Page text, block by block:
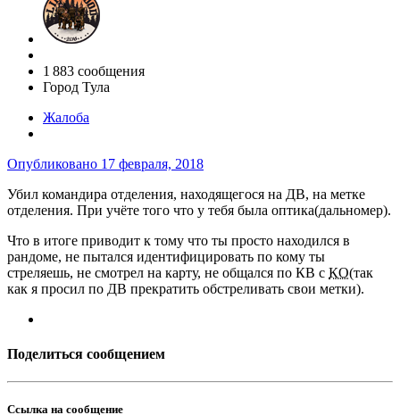
1 883 сообщения
Город Тула
Жалоба
Опубликовано 17 февраля, 2018
Убил командира отделения, находящегося на ДВ, на метке
отделения. При учёте того что у тебя была оптика(дальномер).
Что в итоге приводит к тому что ты просто находился в
рандоме, не пытался идентифицировать по кому ты
стреляешь, не смотрел на карту, не общался по КВ с КО(так
как я просил по ДВ прекратить обстреливать свои метки).
Поделиться сообщением
Ссылка на сообщение